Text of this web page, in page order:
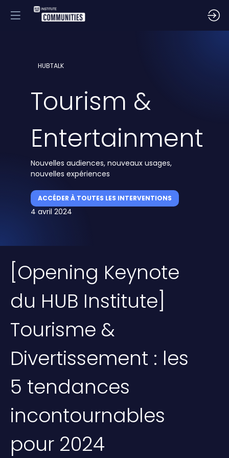
HUBTALK
Tourism &
Entertainment
Nouvelles audiences, nouveaux usages,
nouvelles expériences
ACCÉDER À TOUTES LES INTERVENTIONS
4 avril 2024
[Opening Keynote
du HUB Institute]
Tourisme &
Divertissement : les
5 tendances
incontournables
pour 2024